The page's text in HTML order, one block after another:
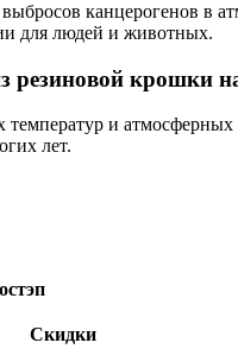
канцерогенов в
для людей и животных.
резиновой крошки
температур и
лет.
Скидки